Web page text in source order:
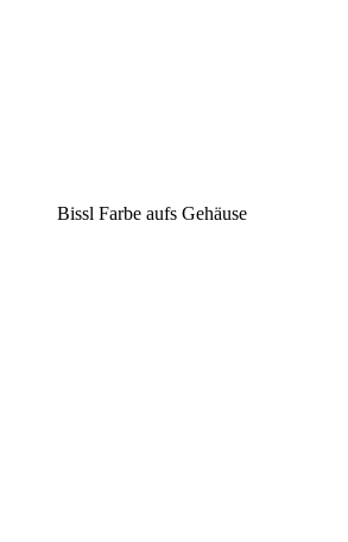
Bissl Farbe aufs Gehäuse